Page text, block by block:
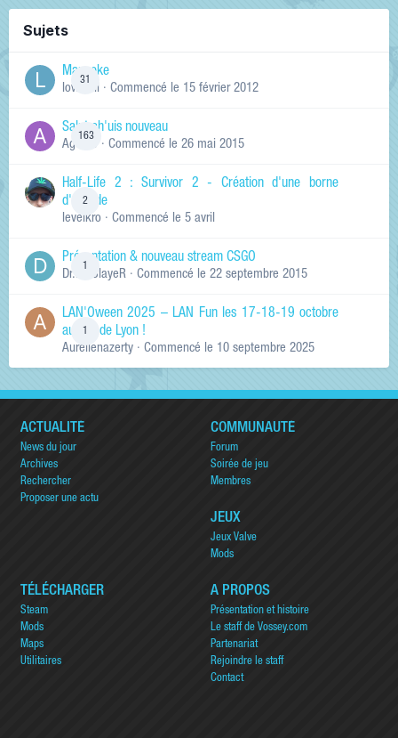
Sujets
31
Manneke
lowskill · Commencé le 15 février 2012
163
Salut ch'uis nouveau
Ag0Nie · Commencé le 26 mai 2015
2
Half-Life 2 : Survivor 2 - Création d'une borne
d'arcade
levelkro · Commencé le 5 avril
Présentation & nouveau stream CSGO
Dr.KinSlayeR · Commencé le 22 septembre 2015
LAN'Oween 2025 – LAN Fun les 17-18-19 octobre
au sud de Lyon !
Aurelienazerty · Commencé le 10 septembre 2025
ACTUALITÉ
News du jour
Archives
Rechercher
Proposer une actu
COMMUNAUTÉ
Forum
Soirée de jeu
Membres
JEUX
Jeux Valve
Mods
TÉLÉCHARGER
Steam
Mods
Maps
Utilitaires
A PROPOS
Présentation et histoire
Le staff de Vossey.com
Partenariat
Rejoindre le staff
Contact